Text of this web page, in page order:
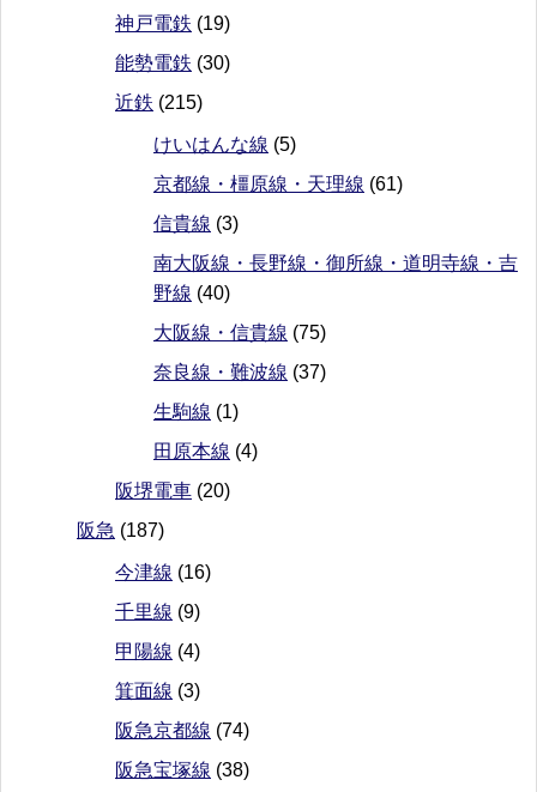
神戸電鉄 (19)
能勢電鉄 (30)
近鉄 (215)
けいはんな線 (5)
京都線・橿原線・天理線 (61)
信貴線 (3)
南大阪線・長野線・御所線・道明寺線・吉
野線 (40)
大阪線・信貴線 (75)
奈良線・難波線 (37)
生駒線 (1)
田原本線 (4)
阪堺電車 (20)
阪急 (187)
今津線 (16)
千里線 (9)
甲陽線 (4)
箕面線 (3)
阪急京都線 (74)
阪急宝塚線 (38)